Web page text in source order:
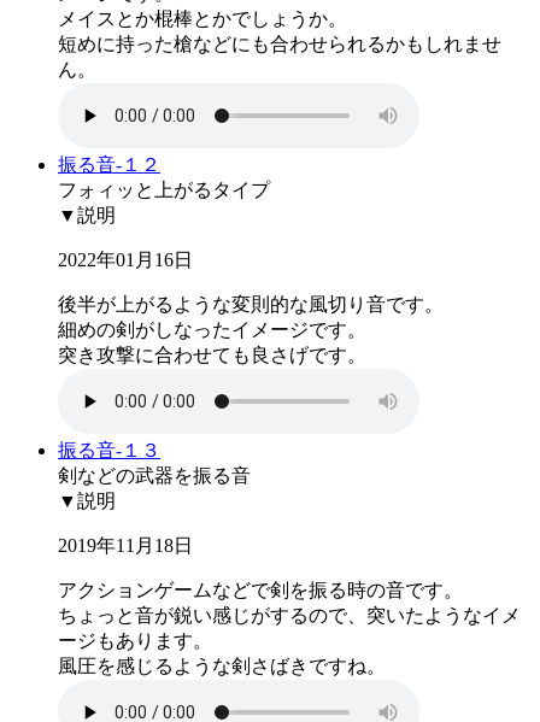
メイスとか棍棒とかでしょうか。
短めに持った槍などにも合わせられるかもしれませ
ん。
振る音-１２
フォィッと上がるタイプ
▼説明
2022年01月16日
後半が上がるような変則的な風切り音です。
細めの剣がしなったイメージです。
突き攻撃に合わせても良さげです。
振る音-１３
剣などの武器を振る音
▼説明
2019年11月18日
アクションゲームなどで剣を振る時の音です。
ちょっと音が鋭い感じがするので、突いたようなイメ
ージもあります。
風圧を感じるような剣さばきですね。